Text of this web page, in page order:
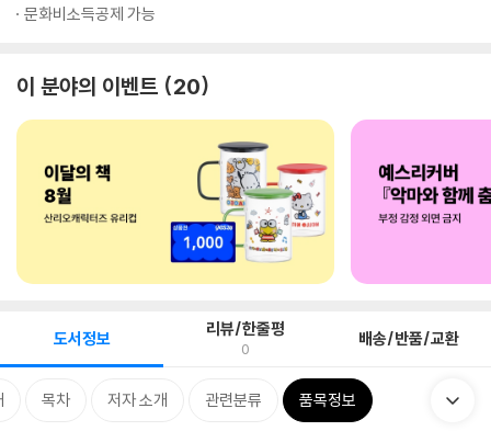
문화비소득공제 가능
이 분야의 이벤트 20
도서정보 리뷰/한줄평
0 배송/반품/교환
목차 저자 소개 관련분류 품목정보